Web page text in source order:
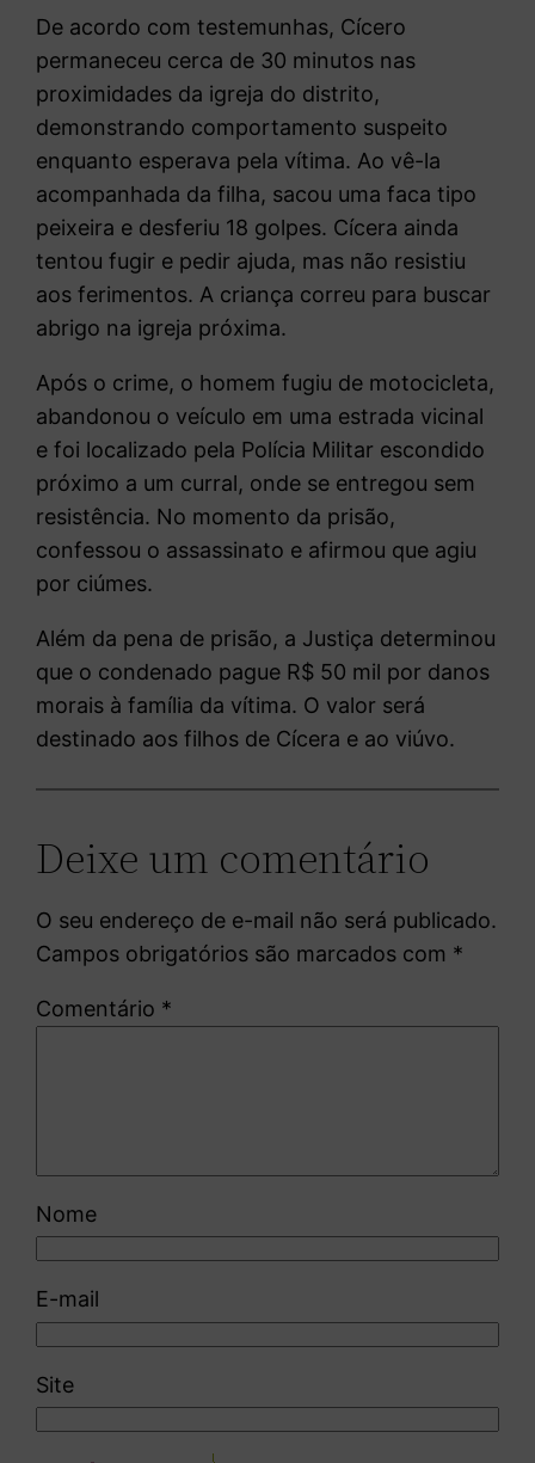
De acordo com testemunhas, Cícero
permaneceu cerca de 30 minutos nas
proximidades da igreja do distrito,
demonstrando comportamento suspeito
enquanto esperava pela vítima. Ao vê-la
acompanhada da filha, sacou uma faca tipo
peixeira e desferiu 18 golpes. Cícera ainda
tentou fugir e pedir ajuda, mas não resistiu
aos ferimentos. A criança correu para buscar
abrigo na igreja próxima.
Após o crime, o homem fugiu de motocicleta,
abandonou o veículo em uma estrada vicinal
e foi localizado pela Polícia Militar escondido
próximo a um curral, onde se entregou sem
resistência. No momento da prisão,
confessou o assassinato e afirmou que agiu
por ciúmes.
Além da pena de prisão, a Justiça determinou
que o condenado pague R$ 50 mil por danos
morais à família da vítima. O valor será
destinado aos filhos de Cícera e ao viúvo.
Deixe um comentário
O seu endereço de e-mail não será publicado.
Campos obrigatórios são marcados com *
Comentário *
Nome
E-mail
Site